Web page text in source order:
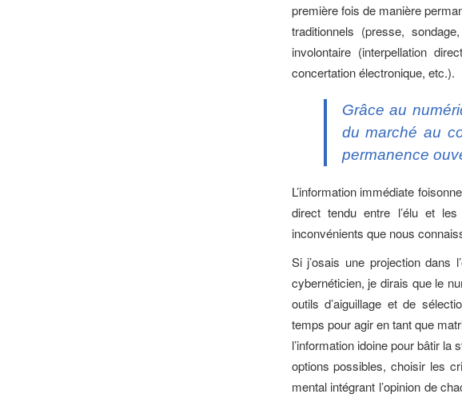
première fois de manière
traditionnels (presse,
involontaire (interpellation
concertation électronique, etc.).
Grâce au
du marché au
permanence
L’information immédiate
direct tendu entre l’élu et
inconvénients que nous
Si j’osais une projection dans
cybernéticien, je dirais que le
outils d’aiguillage et de
temps pour agir en tant que
l’information idoine pour bâtir la
options possibles, choisir les
mental intégrant l’opinion de